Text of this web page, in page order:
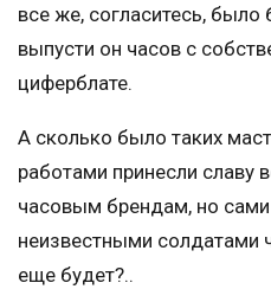
все же, согласитесь,
выпусти он часов с
циферблате.
А сколько было таких
работами принесли славу
часовым брендам, но сами
неизвестными солдатами
еще будет?..